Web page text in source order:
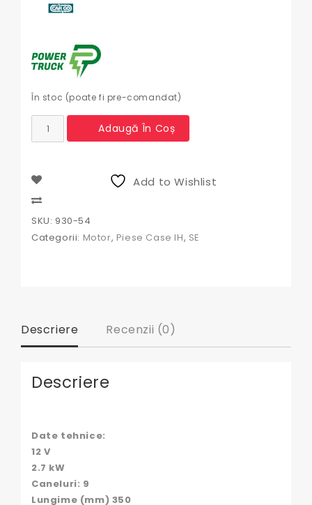
În stoc (poate fi pre-comandat)
Cantitate
Electromotor
International
Adaugă În Coș
Add to Wishlist
SKU: 930-54
Categorii: Motor, Piese Case IH, SE
Descriere Recenzii (0)
Descriere
Date tehnice:
12 V
2.7 kW
Caneluri: 9
Lungime (mm) 350